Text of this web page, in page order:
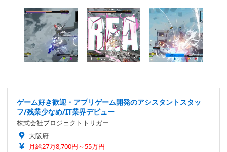
ゲーム好き歓迎・アプリゲーム開発のアシスタントスタッ
フ/残業少なめ/IT業界デビュー
株式会社プロジェクトトリガー
大阪府
月給27万8,700円～55万円